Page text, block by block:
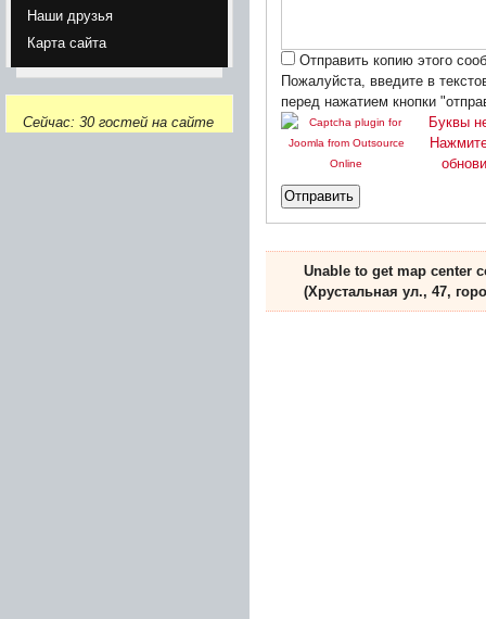
Наши друзья
Карта сайта
Сейчас: 30 гостей на сайте
Отправить копию этого
Пожалуйста, введите в
перед нажатием кнопки
Буквы
Отправить
Unable to get map center
(Хрустальная ул., 47,